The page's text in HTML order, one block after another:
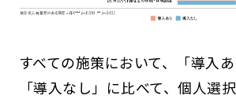
すべての施策において、「導入
「導入なし」に比べて、個人選